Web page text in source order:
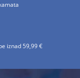
iznad 59,99 €